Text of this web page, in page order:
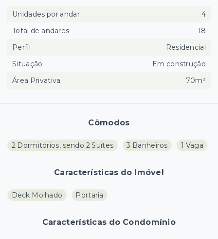
Cômodos
2 Dormitórios, sendo 2 Suítes 3 Banheiros 1 Vaga
Características do Imóvel
Deck Molhado Portaria
Características do Condomínio
Unidades por andar
4
Total de andares
18
Perfil
Residencial
Situação
Em construção
Área Privativa
70m²